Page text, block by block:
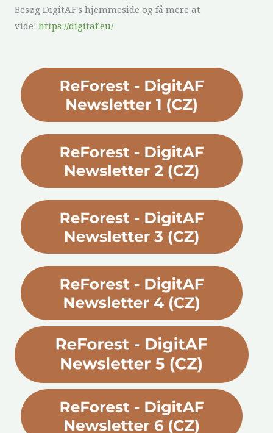
Besøg DigitAF's hjemmeside og få mere at
vide: https://digitaf.eu/